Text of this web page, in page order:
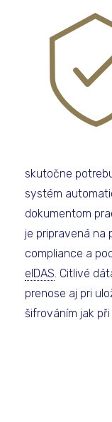
skutočne
systém
dokumentom
je pripravená na
compliance a
eIDAS. Citlivé
prenose aj pri
šifrováním jak